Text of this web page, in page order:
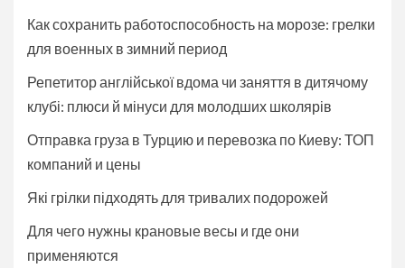
Как сохранить работоспособность на морозе: грелки
для военных в зимний период
Репетитор англійської вдома чи заняття в дитячому
клубі: плюси й мінуси для молодших школярів
Отправка груза в Турцию и перевозка по Киеву: ТОП
компаний и цены
Які грілки підходять для тривалих подорожей
Для чего нужны крановые весы и где они
применяются